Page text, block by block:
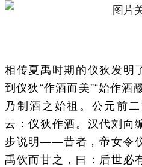
相传夏禹时期的仪狄发明
到仪狄“作酒而美”“始作酒
乃制酒之始祖。公元前
云：仪狄作酒。汉代刘向
步说明——昔者，帝女令
禹饮而甘之，曰：后世必